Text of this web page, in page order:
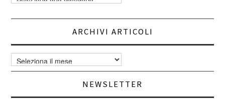
articoli
ARCHIVI ARTICOLI
Archivi
articoli
NEWSLETTER